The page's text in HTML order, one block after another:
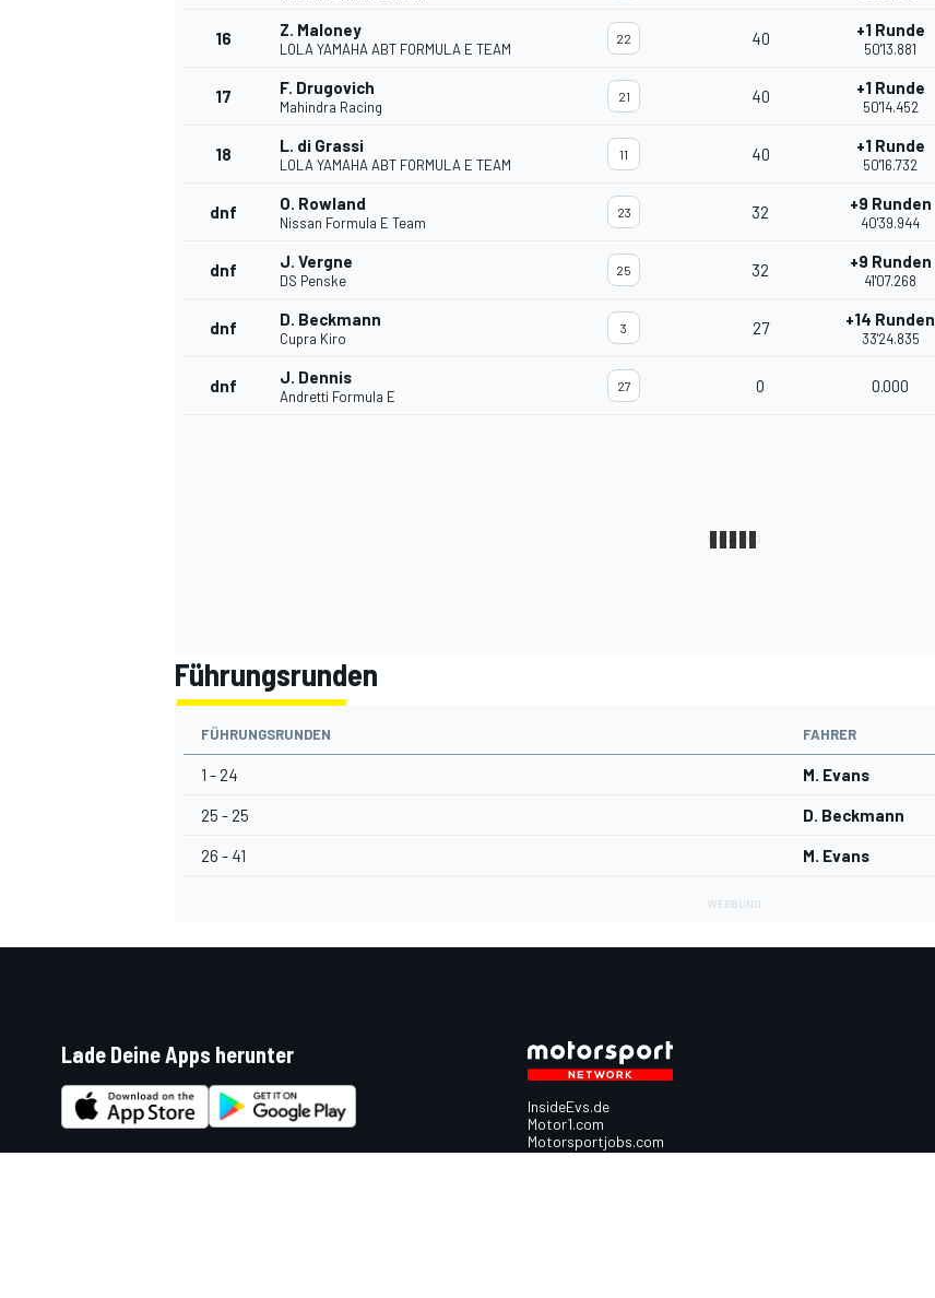
16 Z. Maloney
LOLA YAMAHA ABT FORMULA E TEAM
22 40 +1 Runde
50'13.881
17 F. Drugovich
Mahindra Racing
21 40 +1 Runde
50'14.452
18 L. di Grassi
LOLA YAMAHA ABT FORMULA E TEAM
11 40 +1 Runde
50'16.732
dnf O. Rowland
Nissan Formula E Team
23 32 +9 Runden
40'39.944
dnf J. Vergne
DS Penske
25 32 +9 Runden
41'07.268
dnf D. Beckmann
Cupra Kiro
3 27 +14 Runden
33'24.835
dnf J. Dennis
Andretti Formula E
27 0 0.000
Führungsrunden
FÜHRUNGSRUNDEN FAHRER
1 - 24 M. Evans
25 - 25 D. Beckmann
26 - 41 M. Evans
Lade Deine Apps herunter
InsideEvs.de
Motor1.com
Motorsportjobs.com
Autosport.com